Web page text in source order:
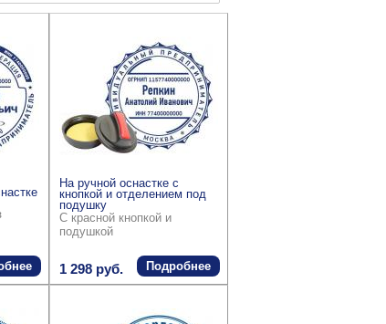
На ручной оснастке с
кнопкой и отделением под
подушку
С красной кнопкой и
подушкой
1 298 руб. Подробнее